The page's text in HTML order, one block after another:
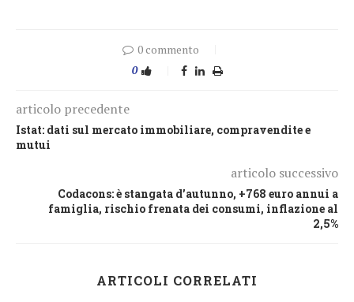
0 commento
0
articolo precedente
Istat: dati sul mercato immobiliare, compravendite e
mutui
articolo successivo
Codacons: è stangata d’autunno, +768 euro annui a
famiglia, rischio frenata dei consumi, inflazione al
2,5%
ARTICOLI CORRELATI